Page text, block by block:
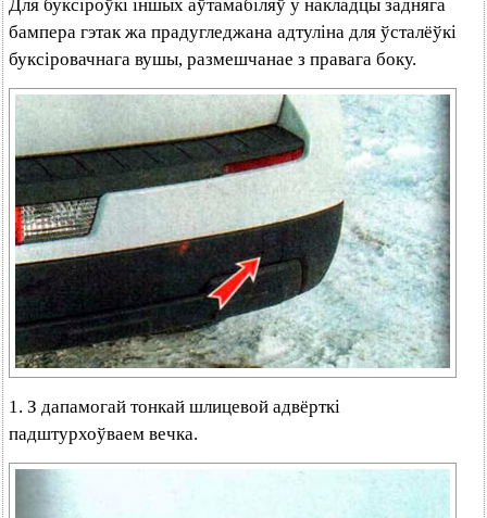
Для буксіроўкі іншых аўтамабіляў у накладцы задняга
бампера гэтак жа прадугледжана адтуліна для ўсталёўкі
буксіровачнага вушы, размешчанае з правага боку.
1. З дапамогай тонкай шлицевой адвёрткі
падштурхоўваем вечка.